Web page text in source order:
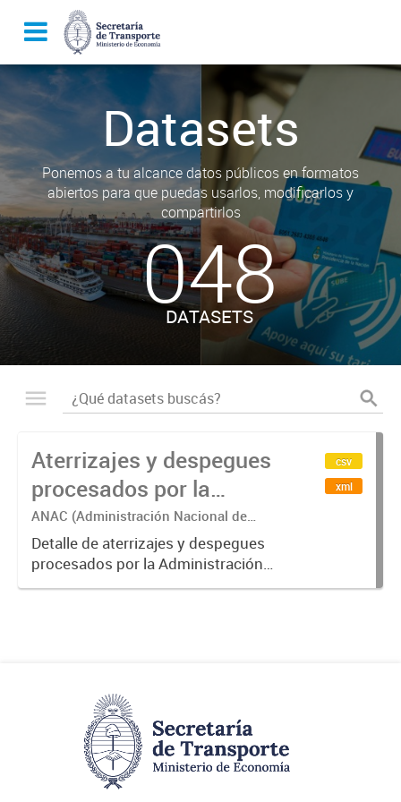
Datasets
Ponemos a tu alcance datos públicos en formatos
abiertos para que puedas usarlos, modificarlos y
compartirlos
048
DATASETS
Aterrizajes y despegues
procesados por la
Administración Nacional
de Aviación Civil (ANAC)
ANAC (Administración Nacional de
Aviación Civil)
Detalle de aterrizajes y despegues
procesados por la Administración
Nacional de Aviación Civil.-
csv
xml